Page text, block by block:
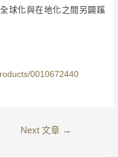
球化與在地化之間另闢蹊
0010672440
Next 文章 →